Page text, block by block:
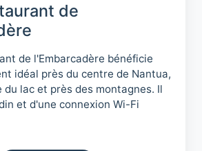
de
de l'Embarcadère bénéficie
idéal près du centre de Nantua,
du lac et près des montagnes. Il
et d'une connexion Wi-Fi